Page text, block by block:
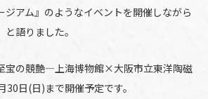
ジアム』のようなイベントを開催しながら
語りました。
宝の競艶―上海博物館×大阪市立東洋陶磁
日(日)まで開催予定です。